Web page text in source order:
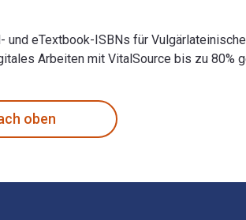
eTextbook-ISBNs für
Arbeiten mit VitalSource bis zu 80%
oben